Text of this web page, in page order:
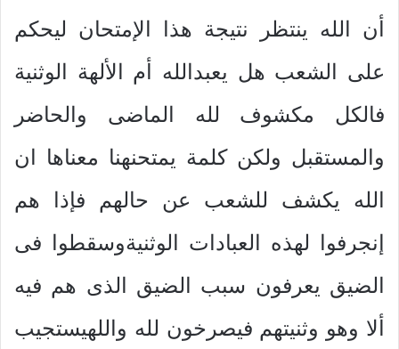
أن الله ينتظر نتيجة هذا الإمتحان ليحكم
على الشعب هل يعبدالله أم الألهة الوثنية
فالكل مكشوف لله الماضى والحاضر
والمستقبل ولكن كلمة يمتحنهنا معناها ان
الله يكشف للشعب عن حالهم فإذا هم
إنجرفوا لهذه العبادات الوثنيةوسقطوا فى
الضيق يعرفون سبب الضيق الذى هم فيه
ألا وهو وثنيتهم فيصرخون لله واللهيستجيب